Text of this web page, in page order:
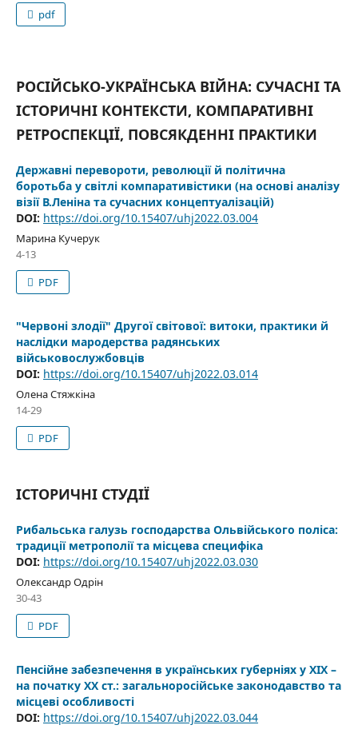
pdf
РОСІЙСЬКО-УКРАЇНСЬКА ВІЙНА: СУЧАСНІ ТА
ІСТОРИЧНІ КОНТЕКСТИ, КОМПАРАТИВНІ
РЕТРОСПЕКЦІЇ, ПОВСЯКДЕННІ ПРАКТИКИ
Державні перевороти, революції й політична
боротьба у світлі компаративістики (на основі аналізу
візії В.Леніна та сучасних концептуалізацій)
DOI: https://doi.org/10.15407/uhj2022.03.004
Марина Кучерук
4-13
PDF
"Червоні злодії" Другої світової: витоки, практики й
наслідки мародерства радянських
військовослужбовців
DOI: https://doi.org/10.15407/uhj2022.03.014
Олена Стяжкіна
14-29
PDF
ІСТОРИЧНІ СТУДІЇ
Рибальська галузь господарства Ольвійського поліса:
традиції метрополії та місцева специфіка
DOI: https://doi.org/10.15407/uhj2022.03.030
Олександр Одрін
30-43
PDF
Пенсійне забезпечення в українських губерніях у ХІХ –
на початку ХХ ст.: загальноросійське законодавство та
місцеві особливості
DOI: https://doi.org/10.15407/uhj2022.03.044